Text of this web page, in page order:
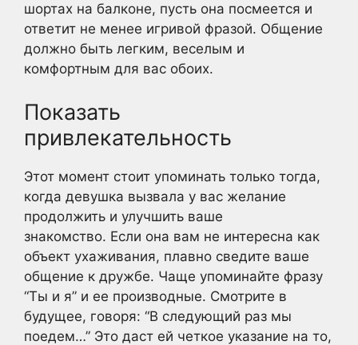
шортах на балконе, пусть она посмеется и
ответит не менее игривой фразой. Общение
должно быть легким, веселым и
комфортным для вас обоих.
Показать
привлекательность
Этот момент стоит упоминать только тогда,
когда девушка вызвала у вас желание
продолжить и улучшить ваше
знакомство. Если она вам не интересна как
объект ухаживания, плавно сведите ваше
общение к дружбе. Чаще упоминайте фразу
“Ты и я” и ее производные. Смотрите в
будущее, говоря: “В следующий раз мы
поедем…” Это даст ей четкое указание на то,